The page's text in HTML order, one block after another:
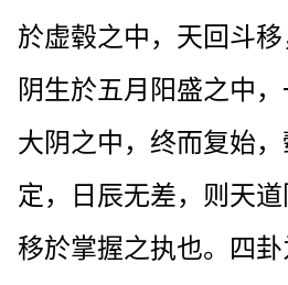
於虚毂之中，天回斗
阴生於五月阳盛之中
大阴之中，终而复始
定，日辰无差，则天
移於掌握之执也。四